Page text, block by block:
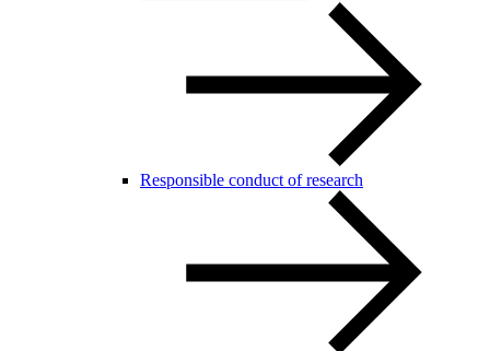
Responsible conduct of research